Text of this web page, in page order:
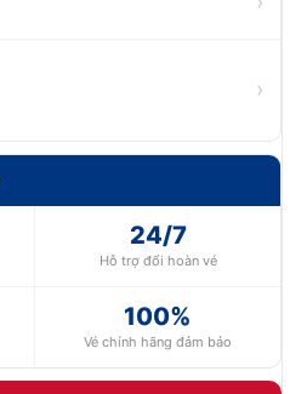
›
24/7
Hỗ trợ đổi hoàn vé
100%
Vé chính hãng đảm bảo